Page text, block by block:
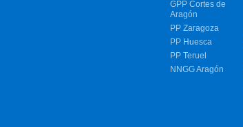
GPP Cortes de
Aragón
PP Zaragoza
PP Huesca
PP Teruel
NNGG Aragón